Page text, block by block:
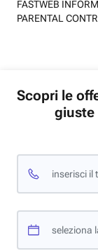
FASTWEB
PARENTAL
Scopri le
giuste
inserisci il
seleziona